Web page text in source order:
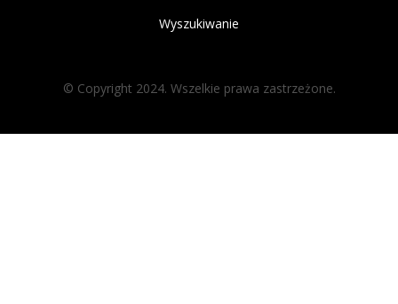
Wyszukiwanie
© Copyright 2024. Wszelkie prawa zastrzeżone.